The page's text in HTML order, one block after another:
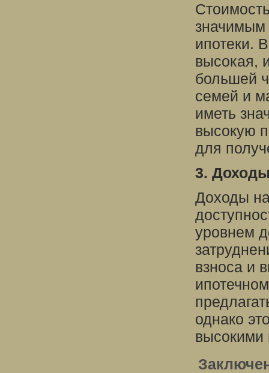
ипотеки.
высокая,
большей
семей и
иметь
высокую
для
3.
Доходы
уровнем
взноса и
однако
высокими